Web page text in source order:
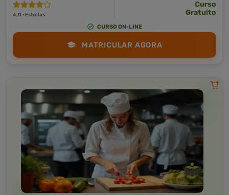
4,0 · Estrelas
Curso
Gratuito
CURSO ON-LINE
MATRICULAR AGORA